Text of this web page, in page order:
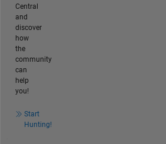
Central
and
discover
how
the
community
can
help
you!
Start
Hunting!